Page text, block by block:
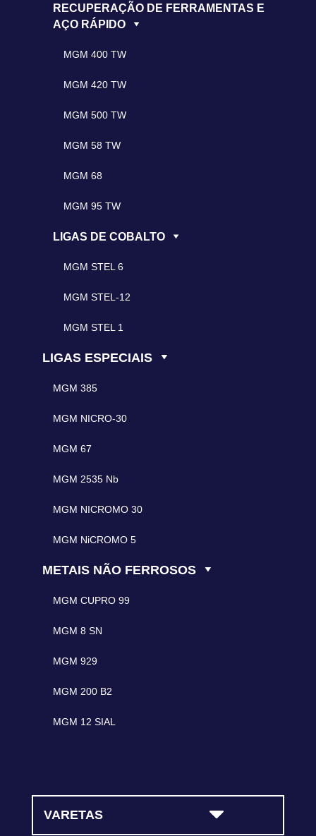
RECUPERAÇÃO DE FERRAMENTAS E
AÇO RÁPIDO
MGM 400 TW
MGM 420 TW
MGM 500 TW
MGM 58 TW
MGM 68
MGM 95 TW
LIGAS DE COBALTO
MGM STEL 6
MGM STEL-12
MGM STEL 1
LIGAS ESPECIAIS
MGM 385
MGM NICRO-30
MGM 67
MGM 2535 Nb
MGM NICROMO 30
MGM NiCROMO 5
METAIS NÃO FERROSOS
MGM CUPRO 99
MGM 8 SN
MGM 929
MGM 200 B2
MGM 12 SIAL
VARETAS